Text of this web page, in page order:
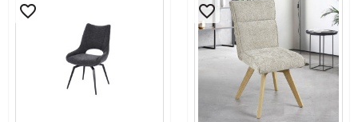
favorite_border favorite_border